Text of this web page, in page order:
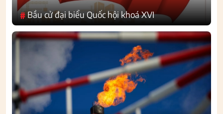
#Bầu cử đại biểu Quốc hội khoá XVI